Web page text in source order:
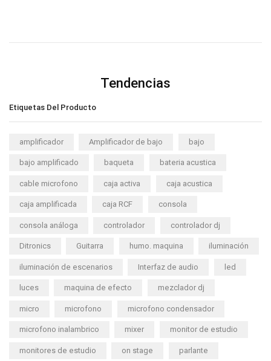
Tendencias
Etiquetas Del Producto
amplificador Amplificador de bajo bajo
bajo amplificado baqueta bateria acustica
cable microfono caja activa caja acustica
caja amplificada caja RCF consola
consola análoga controlador controlador dj
Ditronics Guitarra humo. maquina iluminación
iluminación de escenarios Interfaz de audio led
luces maquina de efecto mezclador dj
micro microfono microfono condensador
microfono inalambrico mixer monitor de estudio
monitores de estudio on stage parlante